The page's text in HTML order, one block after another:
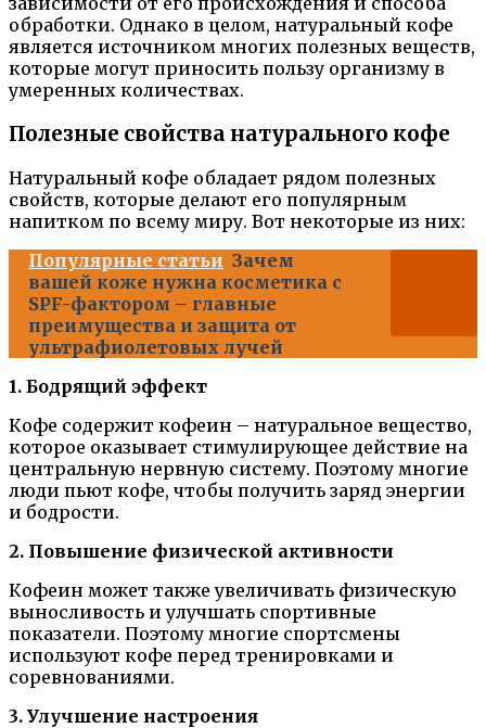
обработки. Однако в целом, натуральный кофе
является источником многих полезных веществ,
которые могут приносить пользу организму в
умеренных количествах.
Полезные свойства натурального кофе
Натуральный кофе обладает рядом полезных
свойств, которые делают его популярным
напитком по всему миру. Вот некоторые из них:
Популярные статьи Зачем
вашей коже нужна косметика с
SPF-фактором – главные
преимущества и защита от
ультрафиолетовых лучей
1. Бодрящий эффект
Кофе содержит кофеин – натуральное вещество,
которое оказывает стимулирующее действие на
центральную нервную систему. Поэтому многие
люди пьют кофе, чтобы получить заряд энергии
и бодрости.
2. Повышение физической активности
Кофеин может также увеличивать физическую
выносливость и улучшать спортивные
показатели. Поэтому многие спортсмены
используют кофе перед тренировками и
соревнованиями.
3. Улучшение настроения